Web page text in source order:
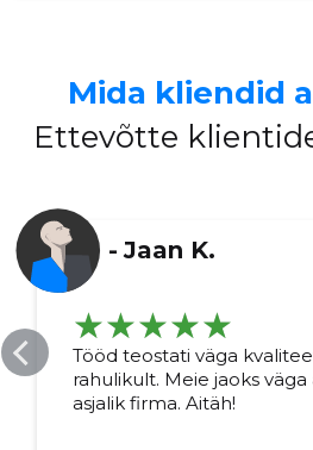
Mida kliendid
Ettevõtte
- Jaan K.
Tööd teostati väga
rahulikult. Meie jaoks väga
asjalik firma. Aitäh!